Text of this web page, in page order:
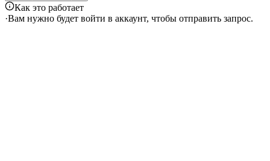
Как это работает
·Вам нужно будет войти в аккаунт, чтобы отправить запрос.